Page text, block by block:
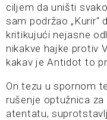
ciljem da uništi
sam podržao „Kurir“
kritikujući nejasne
nikakve hajke protiv
kakav je Antidot to
On tezu u spornom
rušenje optužnica
atentatu,